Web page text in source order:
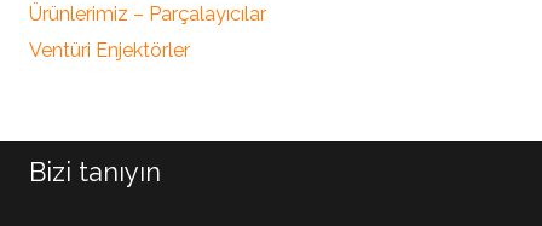
Ürünlerimiz – Parçalayıcılar
Ventüri Enjektörler
Bizi tanıyın